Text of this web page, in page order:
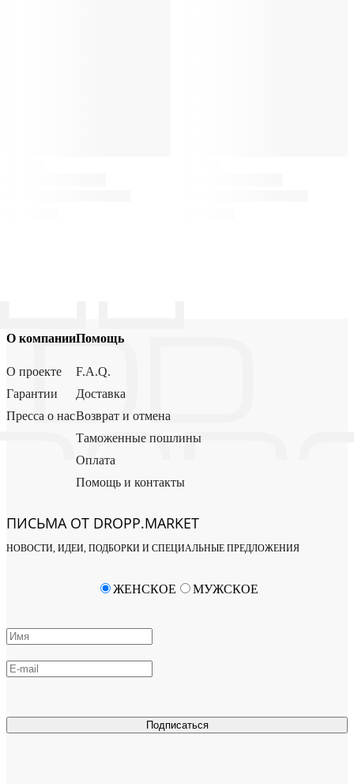
О компании
О проекте
Гарантии
Пресса о нас
Помощь
F.A.Q.
Доставка
Возврат и отмена
Таможенные пошлины
Оплата
Помощь и контакты
ПИСЬМА ОТ DROPP.MARKET
НОВОСТИ, ИДЕИ, ПОДБОРКИ И СПЕЦИАЛЬНЫЕ ПРЕДЛОЖЕНИЯ
Подписаться
ЖЕНСКОЕ МУЖСКОЕ